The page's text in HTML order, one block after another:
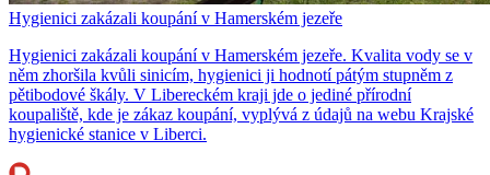
Hygienici zakázali koupání v Hamerském jezeře
Hygienici zakázali koupání v Hamerském jezeře. Kvalita vody se v
něm zhoršila kvůli sinicím, hygienici ji hodnotí pátým stupněm z
pětibodové škály. V Libereckém kraji jde o jediné přírodní
koupaliště, kde je zákaz koupání, vyplývá z údajů na webu Krajské
hygienické stanice v Liberci.